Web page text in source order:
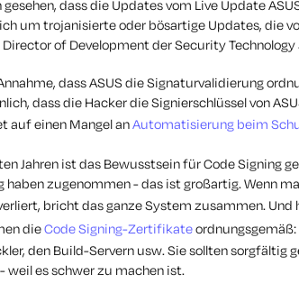
gesehen, dass die Updates vom Live Update
um trojanisierte oder bösartige Updates, die
of Development der Security
dass ASUS die Signaturvalidierung
dass die Hacker die Signierschlüssel von
auf einen Mangel anAutomatisierung beim
Jahren ist das Bewusstsein für Code Signing
haben zugenommen - das ist großartig. Wenn
bricht das ganze System zusammen.
dieCode Signing-Zertifikate
den Build-Servern usw. Sie sollten sorgfältig
weil es schwer zu machen ist.